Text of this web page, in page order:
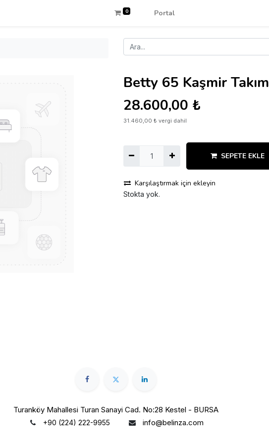
0 Portal
Betty 65 Kaşmir Takım
28.600,00 ₺
31.460,00 ₺ vergi dahil
SEPETE EKLE
Karşılaştırmak için ekleyin
Stokta yok.
Turanköy Mahallesi Turan Sanayi Cad. No:28 Kestel - BURSA
+90 (224) 222-9955 info@belinza.com